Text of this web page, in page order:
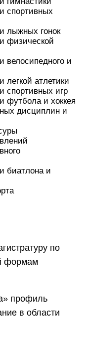
спортивных
лыжных гонок
физической
велосипедного и
атлетики
спортивных игр
футбола и хоккея
дисциплин и
биатлона и
по
формам
профиль
в области